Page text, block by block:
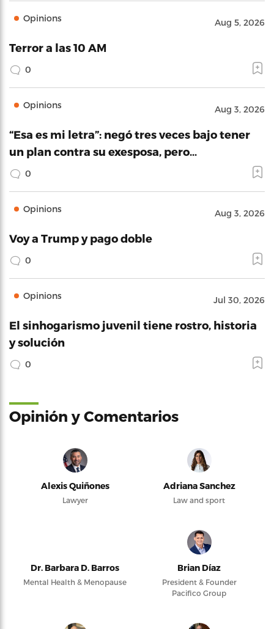
Opinions Aug 5, 2026
Terror a las 10 AM
0
Opinions Aug 3, 2026
“Esa es mi letra”: negó tres veces bajo tener
un plan contra su exesposa, pero…
0
Opinions Aug 3, 2026
Voy a Trump y pago doble
0
Opinions Jul 30, 2026
El sinhogarismo juvenil tiene rostro, historia
y solución
0
Opinión y Comentarios
Alexis Quiñones
Lawyer
Adriana Sanchez
Law and sport
Dr. Barbara D. Barros
Mental Health & Menopause
Brian Díaz
President & Founder
Pacifico Group